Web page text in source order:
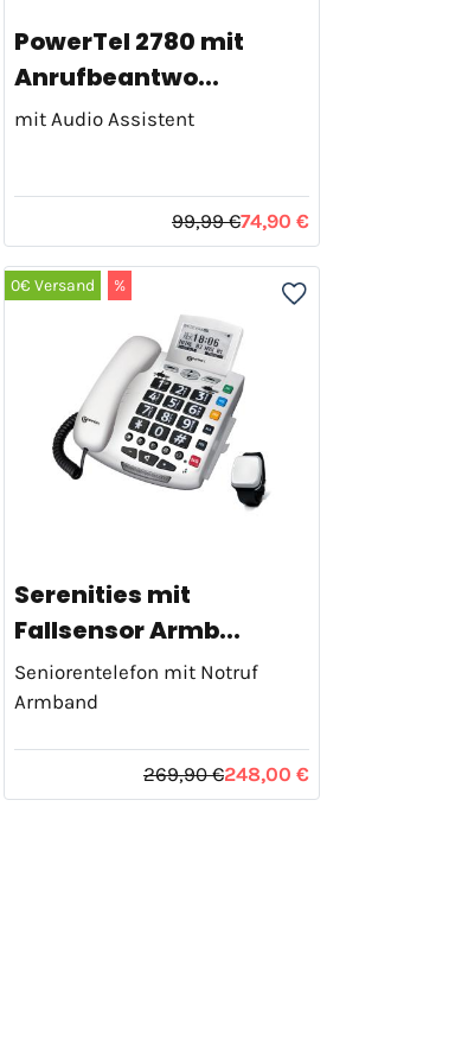
PowerTel 2780 mit
Anrufbeantwo...
mit Audio Assistent
99,99 €74,90 €
0€ Versand %
Serenities mit
Fallsensor Armb...
Seniorentelefon mit Notruf
Armband
269,90 €248,00 €